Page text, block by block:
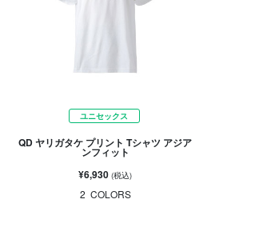
ユニセックス
QD ヤリガタケ プリント Tシャツ アジア
ンフィット
¥6,930(税込)
2 COLORS